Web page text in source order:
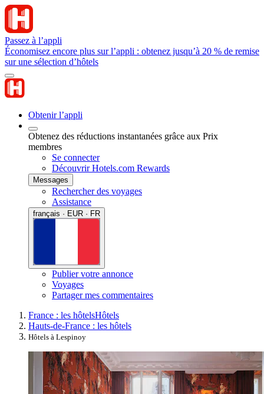
Passez à l’appli
Économisez encore plus sur l’appli : obtenez jusqu’à 20 % de remise
sur une sélection d’hôtels
Obtenir l’appli
Obtenez des réductions instantanées grâce aux Prix
membres
Se connecter
Découvrir Hotels.com Rewards
Messages
Rechercher des voyages
Assistance
français · EUR · FR
Publier votre annonce
Voyages
Partager mes commentaires
France : les hôtelsHôtels
Hauts-de-France : les hôtels
Hôtels à Lespinoy